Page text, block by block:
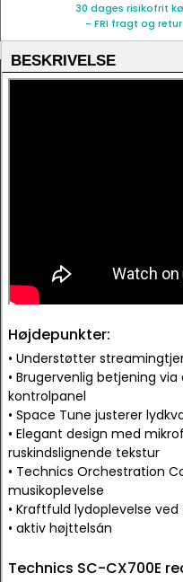
30 dages risikofrit
- FRI fragt og retur
BESKRIVELSE
Højdepunkter:
• Understøtter
• Brugervenlig betjening
kontrolpanel
• Space Tune justerer
• Elegant design med
ruskindslignende tekstur
• Technics Orchestration
musikoplevelse
• Kraftfuld lydoplevelse
• aktiv højttelsán
Technics SC-CX700E